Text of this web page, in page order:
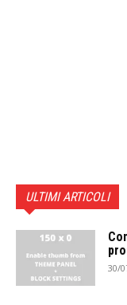
ULTIMI ARTICOLI
30/